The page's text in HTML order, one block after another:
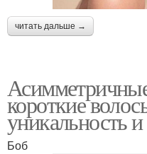
читать дальше →
короткие
уникальность
Боб